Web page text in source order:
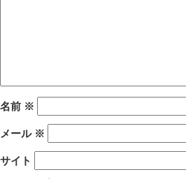
名前 ※
メール ※
サイト